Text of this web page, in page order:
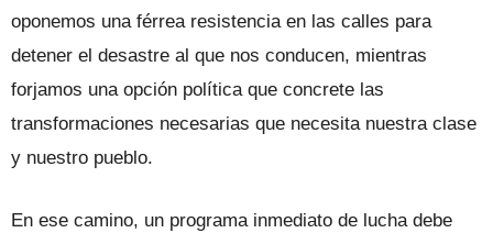
oponemos una férrea resistencia en las calles para
detener el desastre al que nos conducen, mientras
forjamos una opción política que concrete las
transformaciones necesarias que necesita nuestra clase
y nuestro pueblo.
En ese camino, un programa inmediato de lucha debe